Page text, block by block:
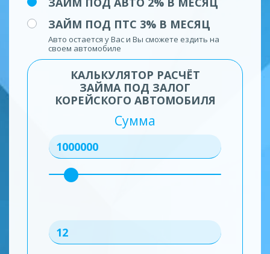
ЗАЙМ ПОД ПТС 3% В МЕСЯЦ
Авто остается у Вас и Вы сможете ездить на
своем автомобиле
КАЛЬКУЛЯТОР РАСЧЁТ
ЗАЙМА ПОД ЗАЛОГ
КОРЕЙСКОГО АВТОМОБИЛЯ
Сумма